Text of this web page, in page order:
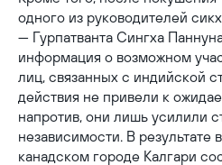
одного из руководителей
— Гурпатванта Сингха
информация о возможном
лиц, связанных с индийской
действия не привели к
напротив, они лишь усилили
независимости. В результате
канадском городе Калгари